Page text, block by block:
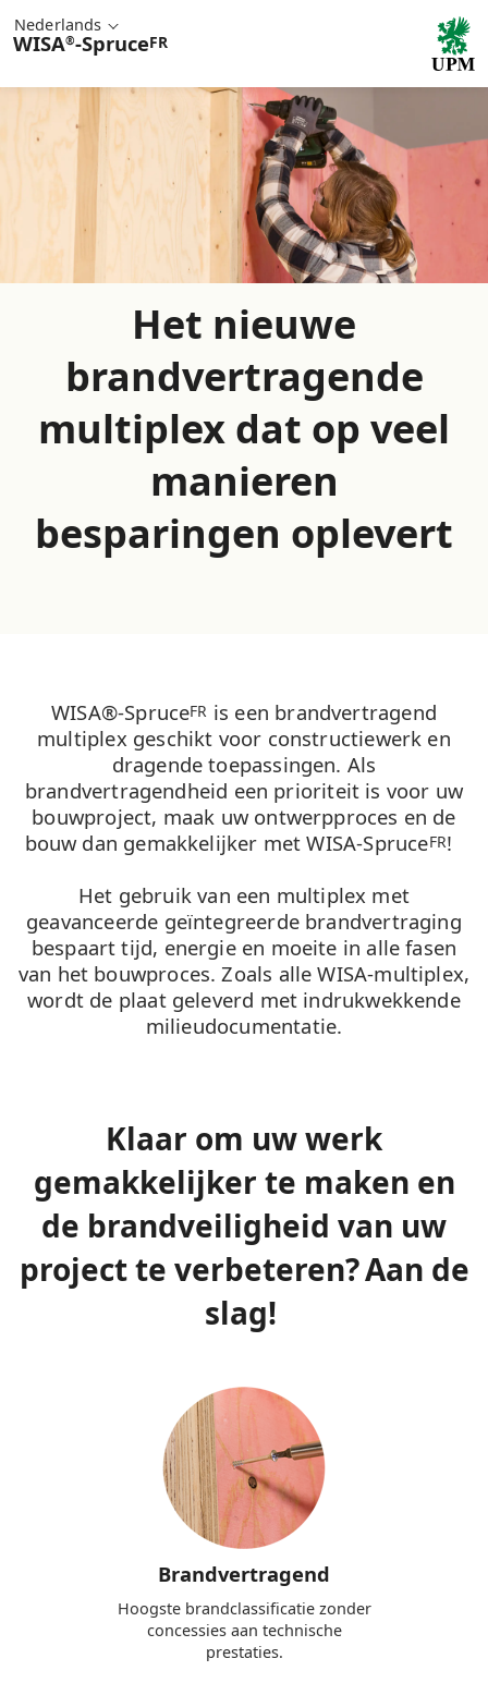
Nederlands
WISA®-SpruceFR
Het nieuwe
brandvertragende
multiplex dat op veel
manieren
besparingen oplevert
WISA®-SpruceFR is een brandvertragend
multiplex geschikt voor constructiewerk en
dragende toepassingen. Als
brandvertragendheid een prioriteit is voor uw
bouwproject, maak uw ontwerpproces en de
bouw dan gemakkelijker met WISA-SpruceFR!
Het gebruik van een multiplex met
geavanceerde geïntegreerde brandvertraging
bespaart tijd, energie en moeite in alle fasen
van het bouwproces. Zoals alle WISA-multiplex,
wordt de plaat geleverd met indrukwekkende
milieudocumentatie.
Klaar om uw werk
gemakkelijker te maken en
de brandveiligheid van uw
project te verbeteren? Aan de
slag!
Brandvertragend
Hoogste brandclassificatie zonder
concessies aan technische
prestaties.